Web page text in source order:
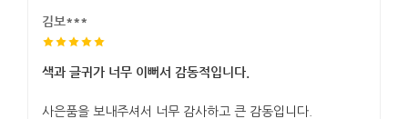
김보***
색과 글귀가 너무 이뻐서 감동적입니다.
사은품을 보내주셔서 너무 감사하고 큰 감동입니다.